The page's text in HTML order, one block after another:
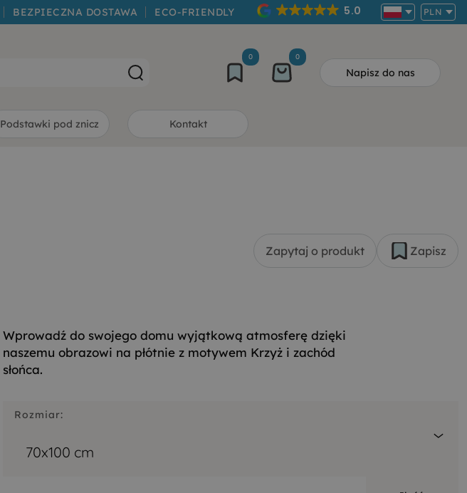
BEZPIECZNA DOSTAWA ECO-FRIENDLY 5.0 PLN
0 0
Napisz do nas
Podstawki pod znicz Kontakt
Zapytaj o produkt Zapisz
Wprowadź do swojego domu wyjątkową atmosferę dzięki
naszemu obrazowi na płótnie z motywem Krzyż i zachód
słońca.
Rozmiar:
70x100 cm